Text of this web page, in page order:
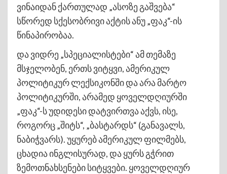
ვინაიდან ქართულად „ასოზე გაშვება“
სწორედ სქესობრივი აქტის ანუ „ფაკ“-ის
წინაპირობაა.
და ვიდრე „სპეციალისტები“ ამ თემაზე
მსჯელობენ, ერთს ვიტყვი, ამერიკულ
პოლიტიკურ ლექსიკონში და არა მარტო
პოლიტიკურში, არამედ ყოველდღიურში
„ფაკ“-ს უდიდესი დატვირთვა აქვს, ისე,
როგორც „შიტს“, „ბასტარდს“ (განავალს,
ნაბიჭვარს). უყურებ ამერიკულ ფილმებს,
ცხადია ინგლისურად, და ყურს გჭრით
ზემოთნახსენები სიტყვები. ყოველდღიურ